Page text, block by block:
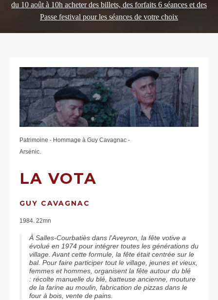
du 10 août à 10h acheter des billets, des forfaits 6 séances et des
Passe festival pour les séances de votre choix
Patrimoine - Hommage à Guy Cavagnac -
Arsénic.
LA VOTA
GUY CAVAGNAC
1984. 22mn
À Salles-Courbatiès dans l'Aveyron, la fête votive a
évolué en 1974 pour intégrer toutes les générations du
village. Avant cette formule, la fête était centrée sur le
bal. Pour faire participer tout le village, jeunes et vieux,
femmes et hommes, organisent la fête autour du blé
: récolte manuelle du blé, batteuse ancienne, mouture
de la farine au moulin, fabrication de pizzas dans le
four à bois, vente de pains.